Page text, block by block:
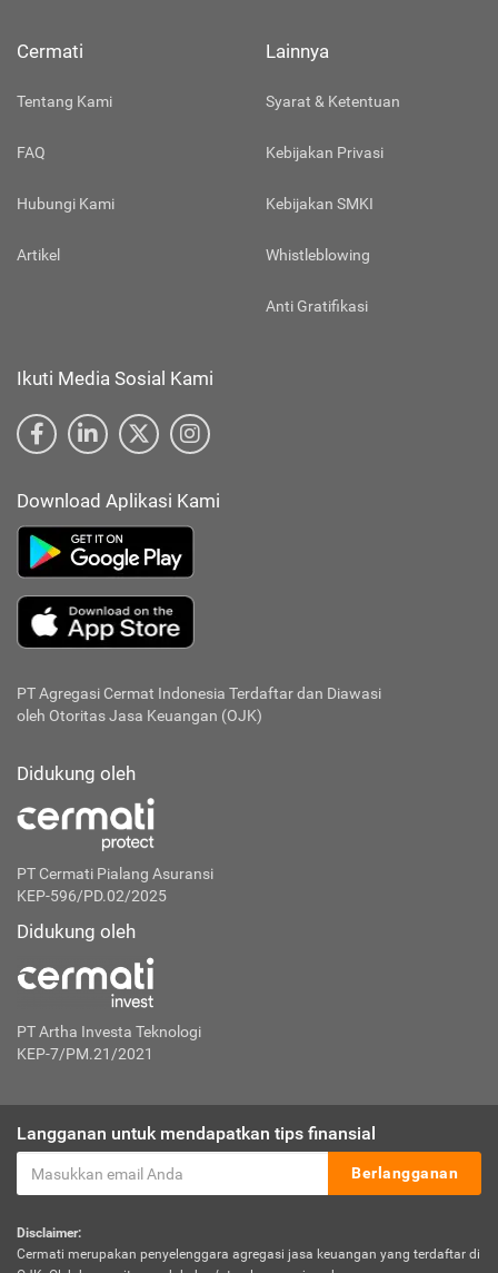
Cermati
Tentang Kami
FAQ
Hubungi Kami
Artikel
Lainnya
Syarat & Ketentuan
Kebijakan Privasi
Kebijakan SMKI
Whistleblowing
Anti Gratifikasi
Ikuti Media Sosial Kami
Download Aplikasi Kami
PT Agregasi Cermat Indonesia Terdaftar dan Diawasi
oleh Otoritas Jasa Keuangan (OJK)
Didukung oleh
PT Cermati Pialang Asuransi
KEP-596/PD.02/2025
Didukung oleh
PT Artha Investa Teknologi
KEP-7/PM.21/2021
Langganan untuk mendapatkan tips finansial
Berlangganan
Disclaimer:
Cermati merupakan penyelenggara agregasi jasa keuangan yang terdaftar di